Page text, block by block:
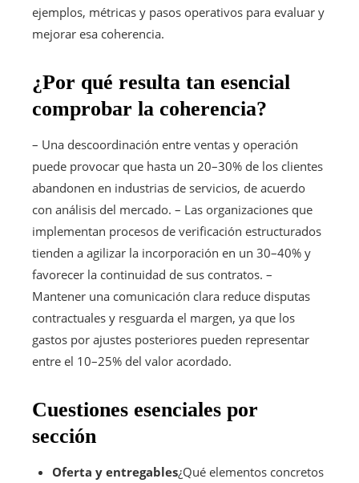
ejemplos, métricas y pasos operativos para evaluar y
mejorar esa coherencia.
¿Por qué resulta tan esencial
comprobar la coherencia?
– Una descoordinación entre ventas y operación
puede provocar que hasta un 20–30% de los clientes
abandonen en industrias de servicios, de acuerdo
con análisis del mercado. – Las organizaciones que
implementan procesos de verificación estructurados
tienden a agilizar la incorporación en un 30–40% y
favorecer la continuidad de sus contratos. –
Mantener una comunicación clara reduce disputas
contractuales y resguarda el margen, ya que los
gastos por ajustes posteriores pueden representar
entre el 10–25% del valor acordado.
Cuestiones esenciales por
sección
Oferta y entregables¿Qué elementos concretos